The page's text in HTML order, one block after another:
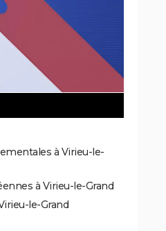
à Virieu-le-
à Virieu-le-Grand
le-Grand